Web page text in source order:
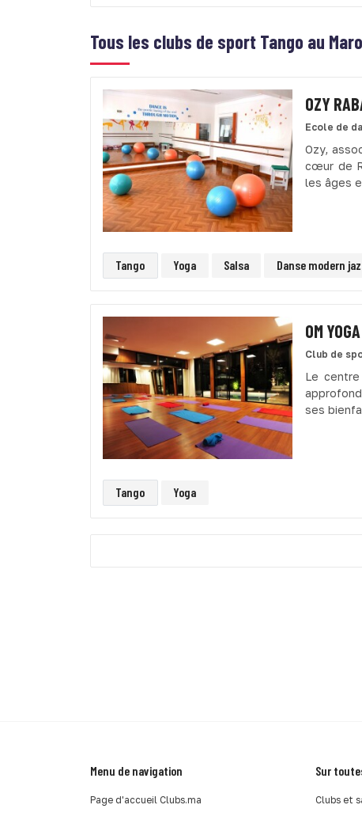
Tous les clubs de sport Tango au
OZY
Ecole de
Ozy,
cœur de
les âges
Tango Yoga Salsa Danse modern
OM YOGA
Club de
Le
ses
Tango Yoga
Menu de navigation
Page d'accueil Clubs.ma
Sur
Clubs et